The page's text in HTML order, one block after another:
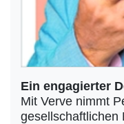
Ein engagierter
Mit Verve nimmt
gesellschaftlichen